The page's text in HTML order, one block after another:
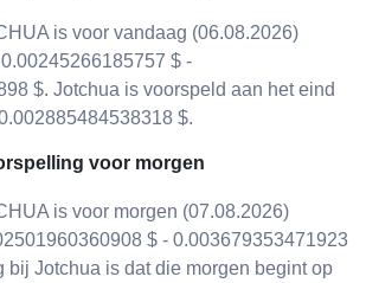
is voor vandaag (06.08.2026)
$ -
$. Jotchua is voorspeld aan het eind
$.
voor morgen
is voor morgen (07.08.2026)
$ - 0.003679353471923
bij Jotchua is dat die morgen begint op